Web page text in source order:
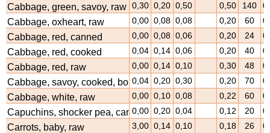
Cabbage, green, savoy, raw 0,30 0,20 0,50 0,50 140
Cabbage, oxheart, raw 0,00 0,08 0,08 0,20 60
Cabbage, red, canned 0,00 0,08 0,06 0,20 24
Cabbage, red, cooked 0,04 0,14 0,06 0,20 40
Cabbage, red, raw 0,00 0,14 0,10 0,30 48
Cabbage, savoy, cooked, boiled
0,04 0,20 0,30 0,20 70
Cabbage, white, raw 0,00 0,10 0,08 0,22 60
Capuchins, shocker pea, canned
0,00 0,20 0,04 0,12 20
Carrots, baby, raw 3,00 0,14 0,10 0,18 26